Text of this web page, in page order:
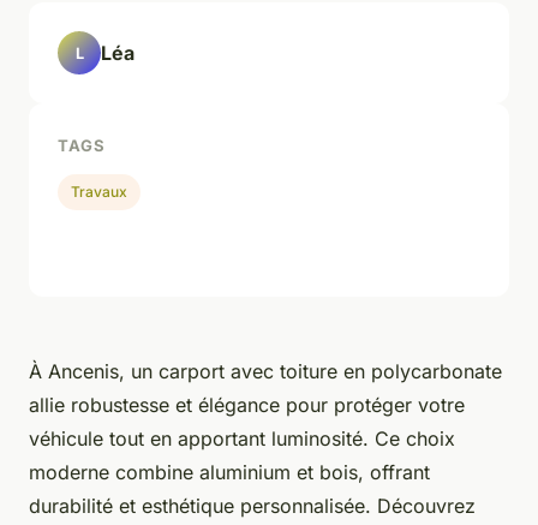
À Ancenis, un carport avec toiture en polycarbonate
allie robustesse et élégance pour protéger votre
véhicule tout en apportant luminosité. Ce choix
moderne combine aluminium et bois, offrant
durabilité et esthétique personnalisée. Découvrez
L Léa
TAGS
Travaux